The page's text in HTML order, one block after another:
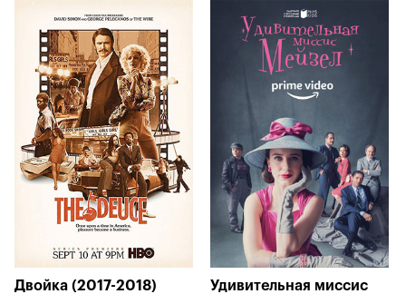
Двойка (2017-2018)
Удивительная миссис